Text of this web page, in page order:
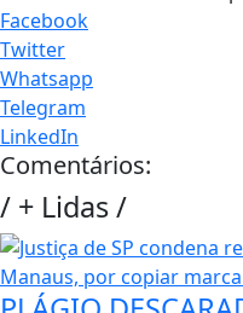
Facebook
Twitter
Whatsapp
Telegram
LinkedIn
Comentários:
/ + Lidas/